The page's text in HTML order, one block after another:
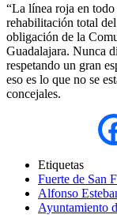
“La línea roja en todo
rehabilitación total
obligación de la
Guadalajara. Nunca
respetando un gran
eso es lo que no se
concejales.
Etiquetas
Fuerte de San
Alfonso
Ayuntamiento